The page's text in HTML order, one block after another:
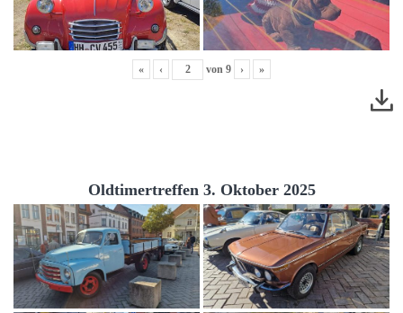
« ‹ von 9 › »
Oldtimertreffen 3. Oktober 2025